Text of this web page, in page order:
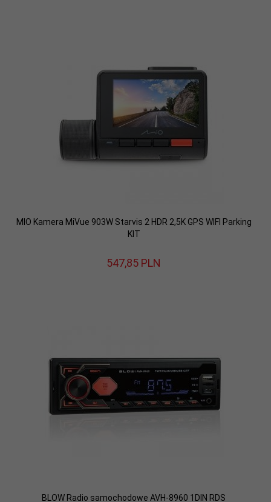
MIO Kamera MiVue 903W Starvis 2 HDR 2,5K GPS WIFI Parking
KIT
547,85 PLN
BLOW Radio samochodowe AVH-8960 1DIN RDS